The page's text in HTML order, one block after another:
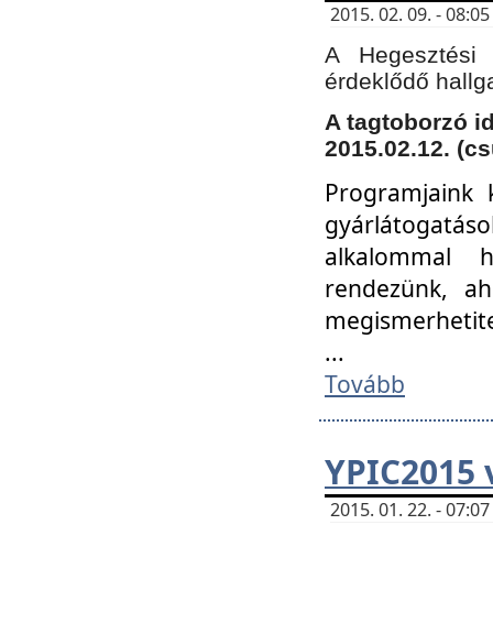
2015. 02. 09. -
A
érdeklődő
A tagtoborzó
2015.02.12.
Programjaink
alkalommal
rendezünk,
...
Tovább
YPIC2015
2015. 01. 22. -